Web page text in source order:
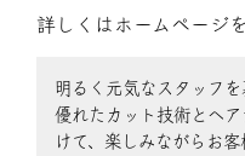
詳しくはホームページ
明るく元気なスタッフを
優れたカット技術とヘ
けて、楽しみながらお